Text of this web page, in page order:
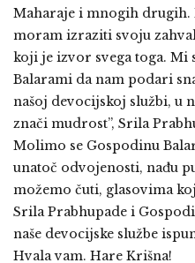
Maharaje i mnogih drugih.
moram izraziti svoju
koji je izvor svega toga. Mi
Balarami da nam podari
našoj devocijskoj službi, u
znači mudrost”, Srila
Molimo se Gospodinu
unatoč odvojenosti, nađu
možemo čuti, glasovima
Srila Prabhupade i
naše devocijske službe
Hvala vam. Hare Krišna!